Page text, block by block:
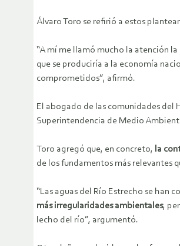
Álvaro Toro se refirió a estos
“A mí me llamó mucho la atención
que se produciría a la economía
comprometidos”, afirmó.
El abogado de las comunidades del
Superintendencia de Medio
Toro agregó que, en concreto, la
de los fundamentos más relevantes
“Las aguas del Río Estrecho se han
más irregularidades ambientales,
lecho del río”, argumentó.